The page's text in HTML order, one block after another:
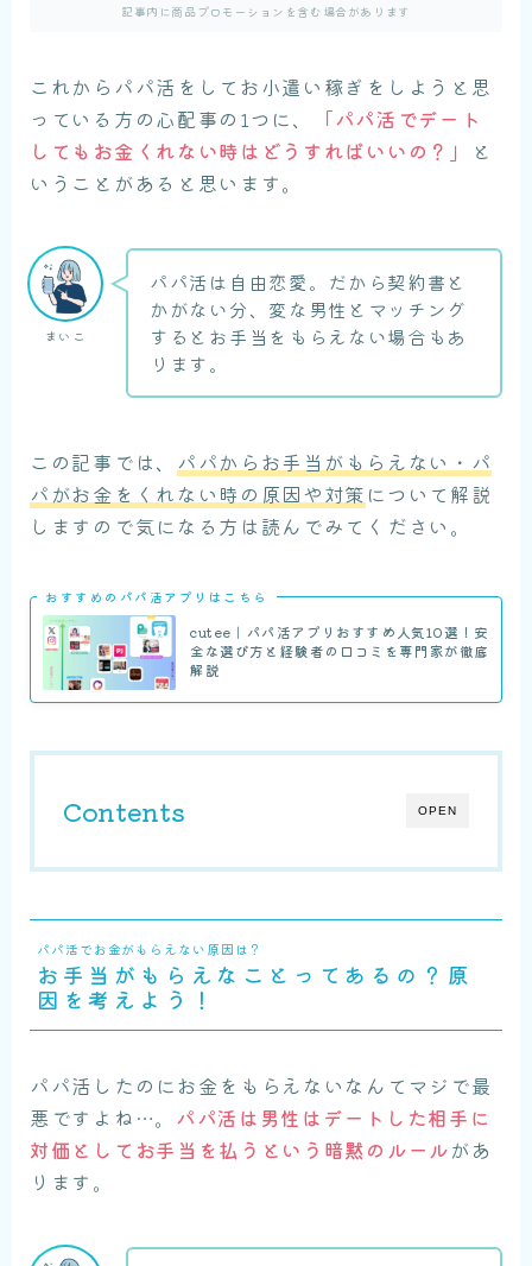
記事内に商品プロモーションを含む場合があります
これからパパ活をしてお小遣い稼ぎをしようと思
っている方の心配事の1つに、
「パパ活でデート
してもお金くれない時はどうすればいいの？」
と
いうことがあると思います。
まいこ
パパ活は自由恋愛。だから契約書と
かがない分、変な男性とマッチング
するとお手当をもらえない場合もあ
ります。
この記事では、 パパからお手当がもらえない・パ
パがお金をくれない時の原因や対策 について解説
しますので気になる方は読んでみてください。
おすすめのパパ活アプリはこちら
cutee｜パパ活アプリおすすめ人気10選！安
全な選び方と経験者の口コミを専門家が徹底
解説
OPEN
Contents
パパ活でお金がもらえない原因は？
お手当がもらえなことってあるの？原
因を考えよう！
パパ活したのにお金をもらえないなんてマジで最
悪ですよね…。 パパ活は男性はデートした相手に
対価としてお手当を払うという暗黙のルールがあ
ります。